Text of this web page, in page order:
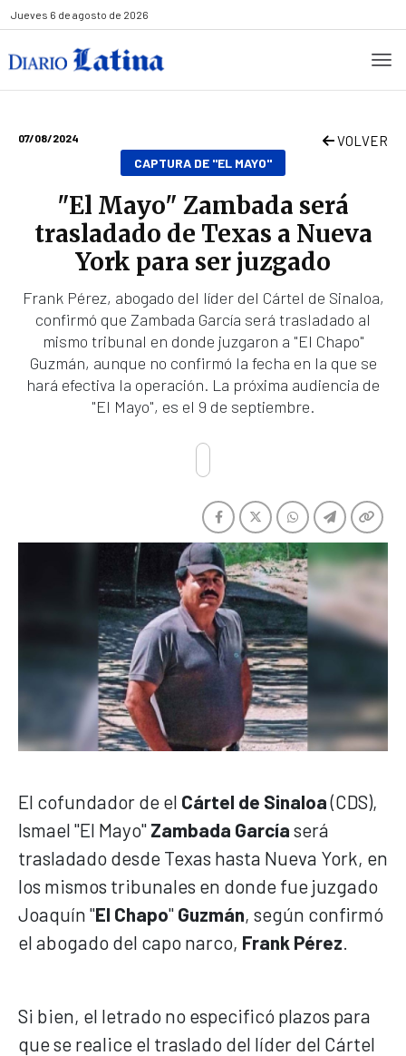
Jueves 6 de agosto de 2026
07/08/2024 VOLVER
CAPTURA DE "EL MAYO"
"El Mayo" Zambada será
trasladado de Texas a Nueva
York para ser juzgado
Frank Pérez, abogado del líder del Cártel de Sinaloa,
confirmó que Zambada García será trasladado al
mismo tribunal en donde juzgaron a "El Chapo"
Guzmán, aunque no confirmó la fecha en la que se
hará efectiva la operación. La próxima audiencia de
"El Mayo", es el 9 de septiembre.
El cofundador de el Cártel de Sinaloa(CDS),
Ismael "El Mayo" Zambada García será
trasladado desde Texas hasta Nueva York, en
los mismos tribunales en donde fue juzgado
Joaquín "El Chapo" Guzmán, según confirmó
el abogado del capo narco, Frank Pérez
Si bien, el letrado no especificó plazos para
que se realice el traslado del líder del Cártel